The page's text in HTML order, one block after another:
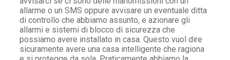
allarme o un SMS oppure avvisare un eventuale ditta
di controllo che abbiamo assunto, e azionare gli
allarmi e sistemi di blocco di sicurezza che
possiamo avere installato in casa. Questo vuol dire
sicuramente avere una casa intelligente che ragiona